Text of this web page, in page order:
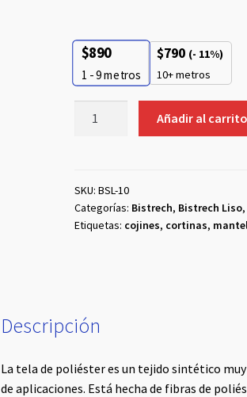
$890
1 - 9metros
$790 (- 11%)
10+ metros
Añadir al carrito
SKU: BSL-10
Categorías: Bistrech, Bistrech Liso,
Etiquetas: cojines, cortinas,
Descripción
La tela de poliéster es un tejido sintético
de aplicaciones. Está hecha de fibras de